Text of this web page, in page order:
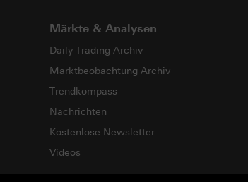
Märkte & Analysen
Daily Trading Archiv
Marktbeobachtung Archiv
Trendkompass
Nachrichten
Kostenlose Newsletter
Videos